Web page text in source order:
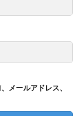
メールアドレス、